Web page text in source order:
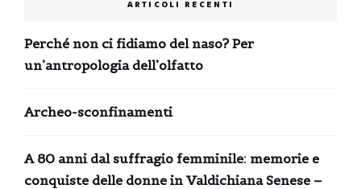
ARTICOLI RECENTI
Perché non ci fidiamo del naso? Per
un’antropologia dell’olfatto
Archeo-sconfinamenti
A 80 anni dal suffragio femminile: memorie e
conquiste delle donne in Valdichiana Senese –